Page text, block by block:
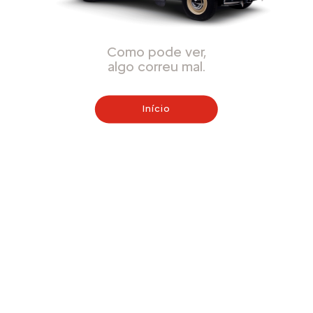
Como pode ver,
algo correu mal.
Início